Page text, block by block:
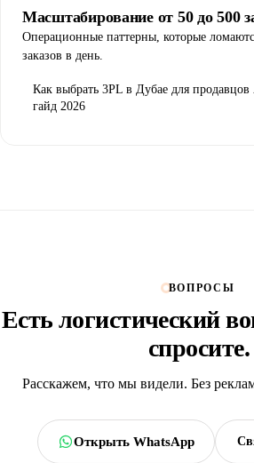
Масштабирование от 50 до 500
Операционные паттерны, которые
заказов в день.
Как выбрать 3PL в Дубае для
гайд 2026
ВОПРОСЫ
Есть логистический
спросите.
Расскажем, что мы видели. Без
Открыть WhatsApp